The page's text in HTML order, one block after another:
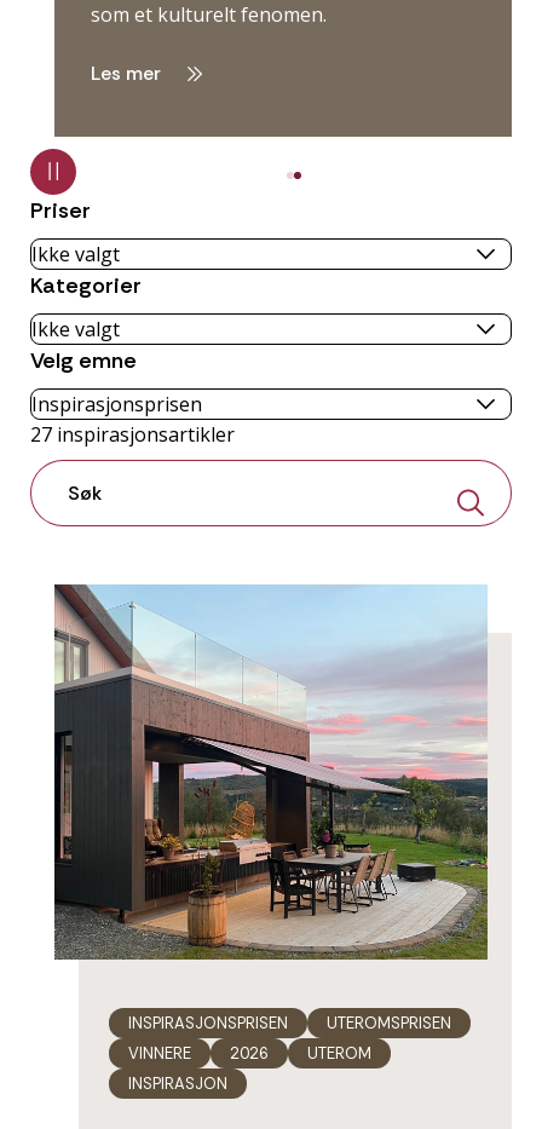
som et kulturelt fenomen.
Les mer
Priser
Kategorier
Velg emne
27 inspirasjonsartikler
INSPIRASJONSPRISEN
UTEROMSPRISEN
VINNERE
2026
UTEROM
INSPIRASJON